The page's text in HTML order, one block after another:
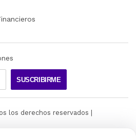
SUSCRIBIRME
los derechos reservados |